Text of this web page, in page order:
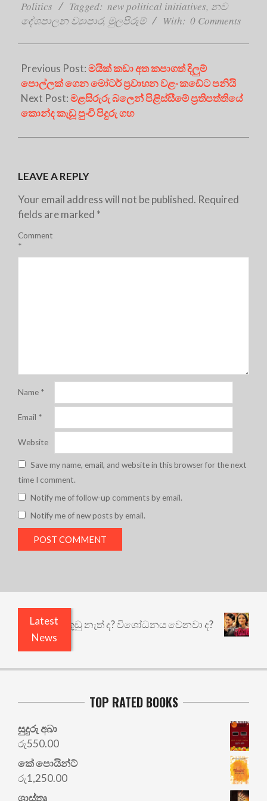
22
Politics
Tagged: new political initiatives, නව
දේශපාලන ව්‍යාපාර, මුලපිරුම් With: 0 Comments
Previous Post:මයික් කඩා අත කපාගත් දිලුම්
පොල්ලක් ගෙන මෝටර් ප්‍රවාහන වළං කඩේට පනියි
Next Post:මළසිරුරු බලෙන් පිළිස්සීමේ ප්‍රතිපත්තියේ
කොන්ද කැඩූ පුංචි පිදුරු ගහ
LEAVE A REPLY
Your email address will not be published. Required
fields are marked *
Comment
*
Name *
Email *
Website
Save my name, email, and website in this browser for the next
time I comment.
Notify me of follow-up comments by email.
Notify me of new posts by email.
Latest
News
ඇතුළෙයි කුඩු නැත් ද? විශෝධනය වෙනවා ද?
TOP RATED BOOKS
සුදුරු අබා
රු550.00
කේ පොයින්ට්
රු1,250.00
ශාස්තෘ